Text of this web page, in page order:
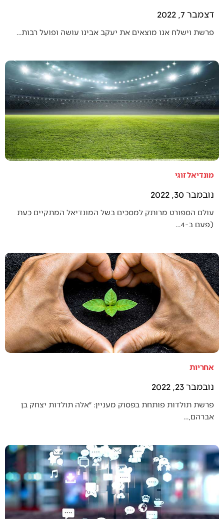
דצמבר 7, 2022
פרשת וישלח אנו מוצאים את יעקב אבינו עושה ופועל רבות…
מונדיאל זוגי
נובמבר 30, 2022
עולם הספורט מרותק למסכים בשל המונדיאל המתקיים כעת
(פעם ב-4…
אחריות
נובמבר 23, 2022
פרשת תולדות פותחת בפסוק מעניין: ״אלה תולדות יצחק בן
אברהם,…